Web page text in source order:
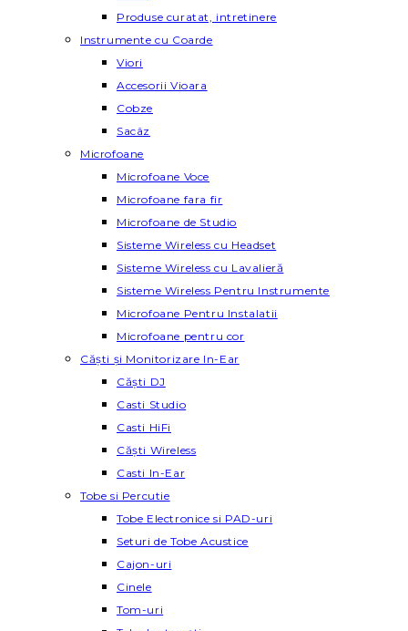
Produse curatat, intretinere
Instrumente cu Coarde
Viori
Accesorii Vioara
Cobze
Sacâz
Microfoane
Microfoane Voce
Microfoane fara fir
Microfoane de Studio
Sisteme Wireless cu Headset
Sisteme Wireless cu Lavalieră
Sisteme Wireless Pentru Instrumente
Microfoane Pentru Instalatii
Microfoane pentru cor
Căști și Monitorizare In-Ear
Căști DJ
Casti Studio
Casti HiFi
Căști Wireless
Casti In-Ear
Tobe si Percutie
Tobe Electronice si PAD-uri
Seturi de Tobe Acustice
Cajon-uri
Cinele
Tom-uri